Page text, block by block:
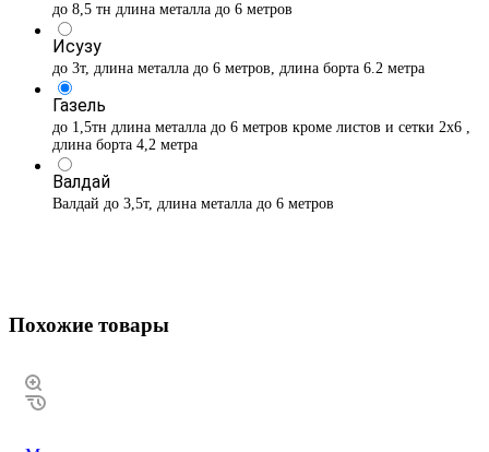
до 8,5 тн длина металла до 6 метров
Исузу
до 3т, длина металла до 6 метров, длина борта 6.2 метра
Газель
до 1,5тн длина металла до 6 метров кроме листов и сетки 2х6 ,
длина борта 4,2 метра
Валдай
Валдай до 3,5т, длина металла до 6 метров
Похожие товары